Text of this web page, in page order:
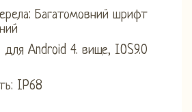
Багатомовний шрифт
для Android 4. вище, IOS9.0
IP68